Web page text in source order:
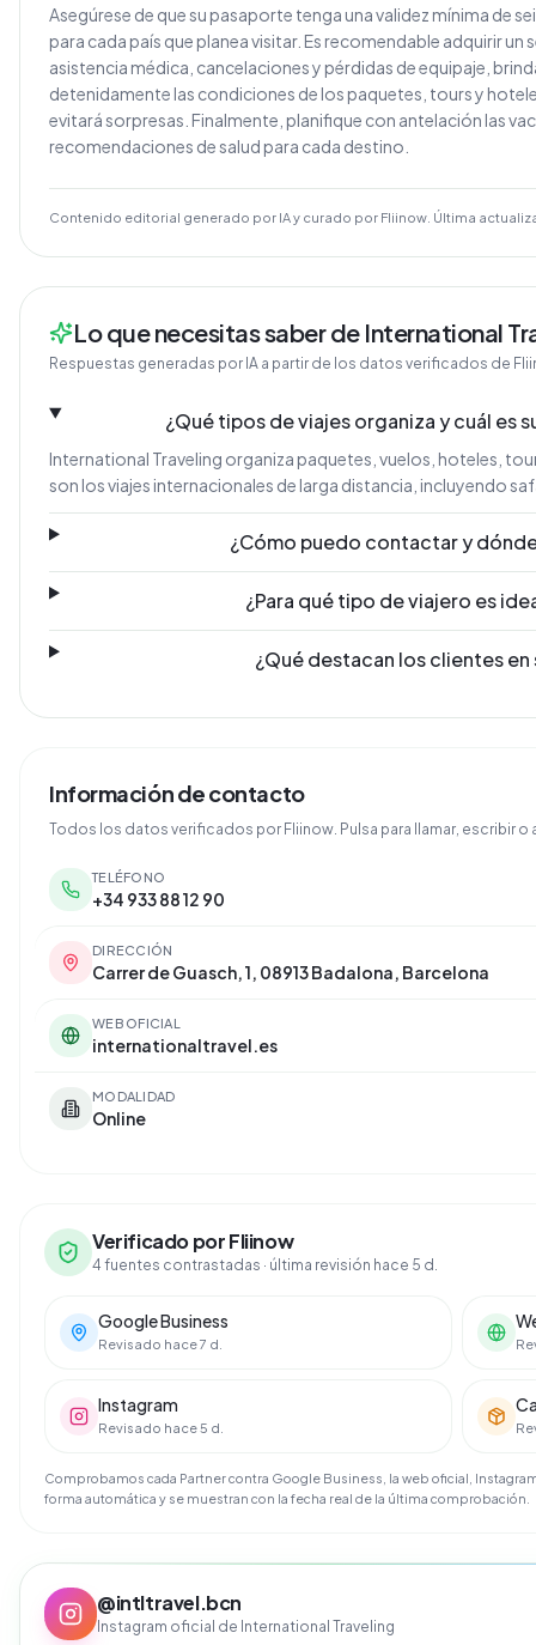
Asegúrese de que su pasaporte tenga una validez mínima de
para cada país que planea visitar. Es recomendable adquirir un
asistencia médica, cancelaciones y pérdidas de equipaje,
detenidamente las condiciones de los paquetes, tours y
evitará sorpresas. Finalmente, planifique con antelación las
recomendaciones de salud para cada destino.
Contenido editorial generado por IA y curado por Fliinow. Última
Lo que necesitas saber de International
Respuestas generadas por IA a partir de los datos verificados de
¿Qué tipos de viajes organiza y cuál es
International Traveling organiza paquetes, vuelos, hoteles,
son los viajes internacionales de larga distancia, incluyendo
¿Cómo puedo contactar y
¿Para qué tipo de viajero es
¿Qué destacan los clientes en
Información de contacto
Todos los datos verificados por Fliinow. Pulsa para llamar, escribir o
TELÉFONO
+34 933 88 12 90
DIRECCIÓN
Carrer de Guasch, 1, 08913 Badalona, Barcelona
WEB OFICIAL
internationaltravel.es
MODALIDAD
Online
Verificado por Fliinow
4 fuentes contrastadas · última revisión hace 5 d.
Google Business
Revisado hace 7 d.
Instagram
Revisado hace 5 d.
Comprobamos cada Partner contra Google Business, la web oficial,
forma automática y se muestran con la fecha real de la última comprobación.
@intltravel.bcn
Instagram oficial de International Traveling